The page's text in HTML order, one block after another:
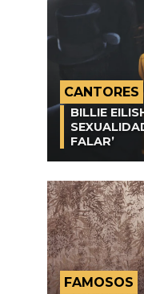
CANTORES
BILLIE
FALAR’
FAMOSOS